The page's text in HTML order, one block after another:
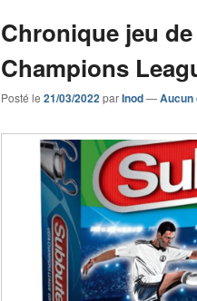
Chronique jeu
Champions
Posté le 21/03/2022parInod—Aucun